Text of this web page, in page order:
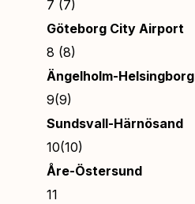
7 (7)
Göteborg City Airport
8 (8)
Ängelholm-Helsingborg
9(9)
Sundsvall-Härnösand
10(10)
Åre-Östersund
11